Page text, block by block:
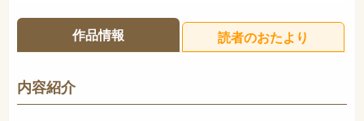
30ページ
ISBN 978-4-03-327690-8
NDC
発売日 1996年7月
作品情報 読者のおたより
内容紹介